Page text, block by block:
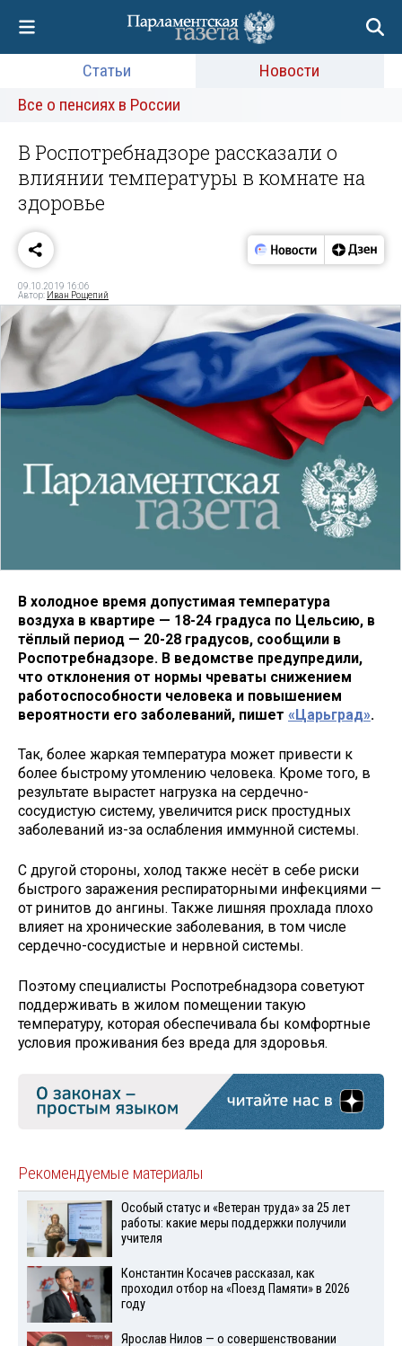
Статьи
Новости
Все о пенсиях в России
В Роспотребнадзоре рассказали о
влиянии температуры в комнате на
здоровье
09.10.2019 16:06
Автор: Иван Рощепий
В холодное время допустимая температура
воздуха в квартире — 18-24 градуса по Цельсию, в
тёплый период — 20-28 градусов, сообщили в
Роспотребнадзоре. В ведомстве предупредили,
что отклонения от нормы чреваты снижением
работоспособности человека и повышением
вероятности его заболеваний, пишет «Царьград».
Так, более жаркая температура может привести к
более быстрому утомлению человека. Кроме того, в
результате вырастет нагрузка на сердечно-
сосудистую систему, увеличится риск простудных
заболеваний из-за ослабления иммунной системы.
С другой стороны, холод также несёт в себе риски
быстрого заражения респираторными инфекциями —
от ринитов до ангины. Также лишняя прохлада плохо
влияет на хронические заболевания, в том числе
сердечно-сосудистые и нервной системы.
Поэтому специалисты Роспотребнадзора советуют
поддерживать в жилом помещении такую
температуру, которая обеспечивала бы комфортные
условия проживания без вреда для здоровья.
Рекомендуемые материалы
Особый статус и «Ветеран труда» за 25 лет
работы: какие меры поддержки получили
учителя
Константин Косачев рассказал, как
проходил отбор на «Поезд Памяти» в 2026
году
Ярослав Нилов — о совершенствовании